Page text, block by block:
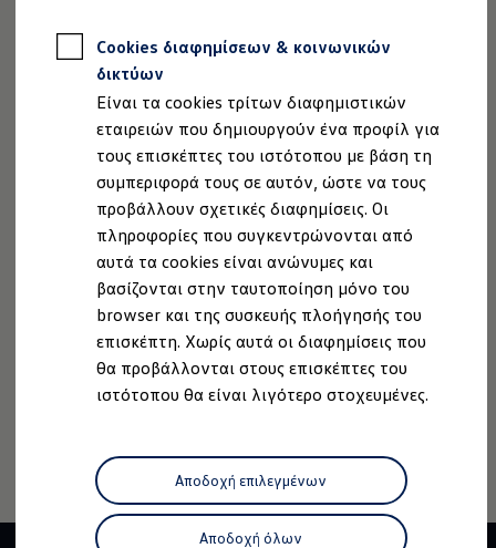
Cookies διαφημίσεων & κοινωνικών
δικτύων
Είναι τα cookies τρίτων διαφημιστικών
εταιρειών που δημιουργούν ένα προφίλ για
τους επισκέπτες του ιστότοπου με βάση τη
συμπεριφορά τους σε αυτόν, ώστε να τους
προβάλλουν σχετικές διαφημίσεις. Οι
πληροφορίες που συγκεντρώνονται από
αυτά τα cookies είναι ανώνυμες και
βασίζονται στην ταυτοποίηση μόνο του
browser και της συσκευής πλοήγησής του
επισκέπτη. Χωρίς αυτά οι διαφημίσεις που
θα προβάλλονται στους επισκέπτες του
ιστότοπου θα είναι λιγότερο στοχευμένες.
Αποδοχή επιλεγμένων
Αποδοχή όλων
Εφαρμογές Volkswagen, σύνδεση και
Σύνδεση κινητού τηλεφώνου και οχήματος
We Charge - Υπηρεσία Φόρτισης
Πληροφορίες Πελάτη
Ανακύκλωση & Επιστροφή
Ανακλήσεις ασφαλείας και Τεχνικά μέτρα
Προειδοποιητικές και ενδεικτικές λυχνίες
Eνημερώσεις λογισμικού
Digital Manual - Ψηφιακό εγχειρίδιο
XTL diesel fuel
Υπηρεσίες Volkswagen
Υπηρεσίες Volkswagen Click@Service
Pick Up & Delivery
Φροντίδα Clean Plus
Επαγγελματικά Οχήματα Volkswagen
Συντήρηση & Επισκευή Επαγγελματικών
Σημαντικές πληροφορίες
Εγγύηση Επαγγελματικών Volkswagen
Εξουσιοδοτημένο Δίκτυο Volkswagen
Αστυπάλαια: Κίνητρα Επιδότησης
Volkswagen Bulli - 75 Χρόνια Κληρονομιάς
Bulli magazine
Εντός του πλαισίου της Εγγύησης
Κινητικότητας.
Κλείστε ραντεβού για Service
Νομική Σημείωση Προστασία Δεδομένων
Imprint
Πολιτική cookies
Άδειες Χρήσης Τρίτων
Πληροφορίες Ασφαλείας Προϊόντων
Volkswagen AG (Στοιχεία έκδοσης και νομικά κείμενα)
Δήλωση Προσβασιμότητας
Πληροφορίες για την Προσβασιμότητα
EU Data Act
Ανάκληση Ψηφιακών υπηρεσιών